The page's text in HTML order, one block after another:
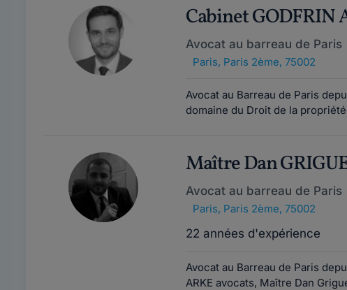
Cabinet GODFRIN
Avocat au barreau de Paris
Paris, Paris 2ème, 75002
Avocat au Barreau de Paris
domaine du Droit de la
Maître Dan
Avocat au barreau de Paris
Paris, Paris 2ème, 75002
22 années d'expérience
Avocat au Barreau de Paris
ARKE avocats, Maître Dan